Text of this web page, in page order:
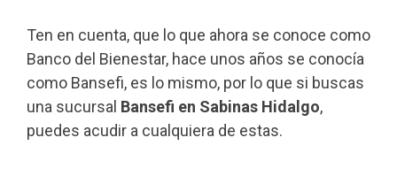
Ten en cuenta, que lo que ahora se conoce como
Banco del Bienestar, hace unos años se conocía
como Bansefi, es lo mismo, por lo que si buscas
una sucursal Bansefi en Sabinas Hidalgo,
puedes acudir a cualquiera de estas.